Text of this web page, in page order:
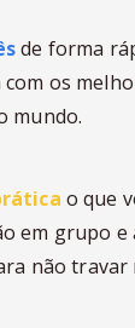
de forma
com os
mundo.
o que
em grupo e
não travar